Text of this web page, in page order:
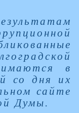
в
со дня их
сайте
Думы.